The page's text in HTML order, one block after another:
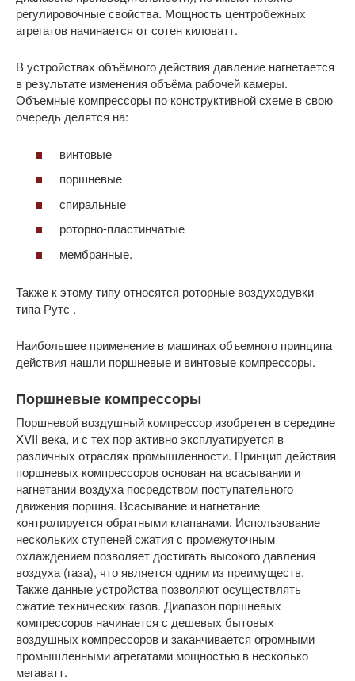
регулировочные свойства. Мощность центробежных
агрегатов начинается от сотен киловатт.
В устройствах объёмного действия давление нагнетается
в результате изменения объёма рабочей камеры.
Объемные компрессоры по конструктивной схеме в свою
очередь делятся на:
винтовые
поршневые
спиральные
роторно-пластинчатые
мембранные.
Также к этому типу относятся роторные воздуходувки
типа Рутс .
Наибольшее применение в машинах объемного принципа
действия нашли поршневые и винтовые компрессоры.
Поршневые компрессоры
Поршневой воздушный компрессор изобретен в середине
XVII века, и с тех пор активно эксплуатируется в
различных отраслях промышленности. Принцип действия
поршневых компрессоров основан на всасывании и
нагнетании воздуха посредством поступательного
движения поршня. Всасывание и нагнетание
контролируется обратными клапанами. Использование
нескольких ступеней сжатия с промежуточным
охлаждением позволяет достигать высокого давления
воздуха (газа), что является одним из преимуществ.
Также данные устройства позволяют осуществлять
сжатие технических газов. Диапазон поршневых
компрессоров начинается с дешевых бытовых
воздушных компрессоров и заканчивается огромными
промышленными агрегатами мощностью в несколько
мегаватт.